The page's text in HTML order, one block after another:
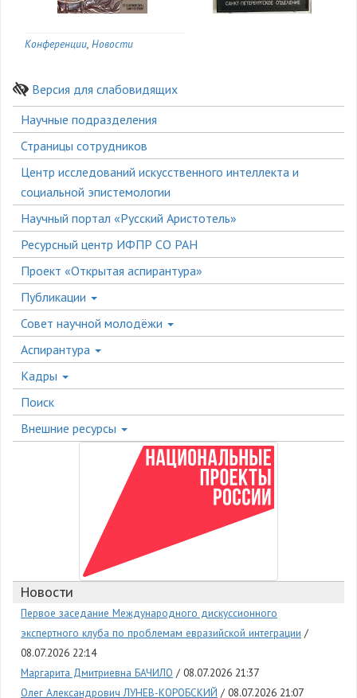
Конференции Новости
Версия для слабовидящих
Боковое
меню
Научные подразделения
Страницы сотрудников
Центр исследований искусственного интеллекта и
социальной эпистемологии
Научный портал «Русский Аристотель»
Ресурсный центр ИФПР СО РАН
Проект «Открытая аспирантура»
Публикации
Совет научной молодёжи
Аспирантура
Кадры
Поиск
Внешние ресурсы
Новости
Первое заседание Международного дискуссионного
экспертного клуба по проблемам евразийской интеграции
08.07.2026 22:14
Маргарита Дмитриевна БАЧИЛО
08.07.2026 21:37
Олег Александрович ЛУНЕВ-КОРОБСКИЙ
08.07.2026 21:07